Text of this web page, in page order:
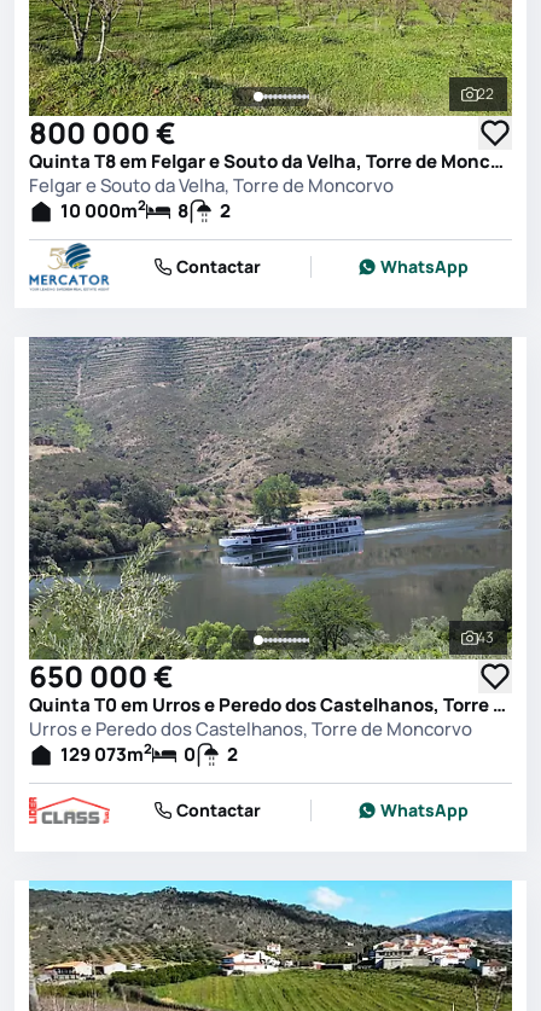
Ver
22
800 000 €
Quinta T8 em Felgar e Souto da Velha, Torre de Moncorvo
Felgar e Souto da Velha, Torre de Moncorvo
10 000m2 8 2
Contactar WhatsApp
Ver
43
650 000 €
Quinta T0 em Urros e Peredo dos Castelhanos, Torre de Moncorvo
Urros e Peredo dos Castelhanos, Torre de Moncorvo
129 073m2 0 2
Contactar WhatsApp